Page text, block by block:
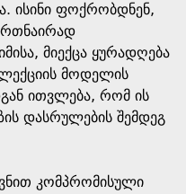
ისინი ფოქრობდნენ,
მიექცა ყურადღება
მოდელის
ითვლება, რომ ის
დასრულების შემდეგ
კომპრომისული